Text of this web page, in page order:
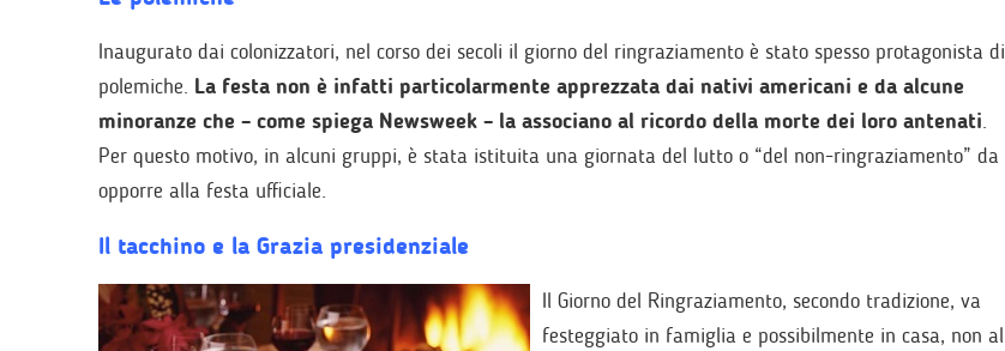
Inaugurato dai colonizzatori, nel corso dei secoli il giorno del ringraziamento è stato spesso protagonista di
polemiche. La festa non è infatti particolarmente apprezzata dai nativi americani e da alcune
minoranze che – come spiega Newsweek – la associano al ricordo della morte dei loro antenati.
Per questo motivo, in alcuni gruppi, è stata istituita una giornata del lutto o “del non-ringraziamento” da
opporre alla festa ufficiale.
Il tacchino e la Grazia presidenziale
Il Giorno del Ringraziamento, secondo tradizione, va
festeggiato in famiglia e possibilmente in casa, non al